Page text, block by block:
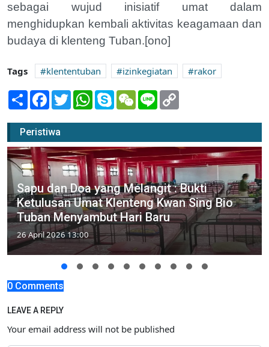
sebagai wujud inisiatif umat dalam
menghidupkan kembali aktivitas keagamaan dan
budaya di klenteng Tuban.[ono]
Tags klententuban izinkegiatan
rakor
Share Facebook
TwitterWhatsApp
SkypeWeChatLine
Peristiwa
Sapu dan Doa yang Melangit : Bukti
Ketulusan Umat Klenteng Kwan Sing Bio
Tuban Menyambut Hari Baru
26 April 2026 13:00
0 Comments
LEAVE A REPLY
Your email address will not be published